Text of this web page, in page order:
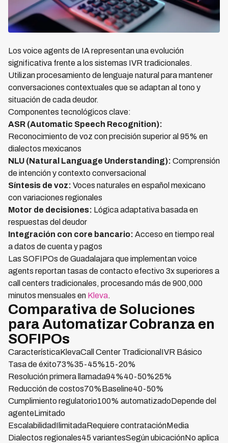
Los voice agents de IA representan una evolución
significativa frente a los sistemas IVR tradicionales.
Utilizan procesamiento de lenguaje natural para mantener
conversaciones contextuales que se adaptan al tono y
situación de cada deudor.
Componentes tecnológicos clave:
ASR (Automatic Speech Recognition):
Reconocimiento de voz con precisión superior al 95% en
dialectos mexicanos
NLU (Natural Language Understanding): Comprensión
de intención y contexto conversacional
Síntesis de voz: Voces naturales en español mexicano
con variaciones regionales
Motor de decisiones: Lógica adaptativa basada en
respuestas del deudor
Integración con core bancario: Acceso en tiempo real
a datos de cuenta y pagos
Las SOFIPOs de Guadalajara que implementan voice
agents reportan tasas de contacto efectivo 3x superiores a
call centers tradicionales, procesando más de 900,000
minutos mensuales en Kleva.
Comparativa de Soluciones
para Automatizar Cobranza en
SOFIPOs
CaracterísticaKlevaCall Center TradicionalIVR Básico
Tasa de éxito73%35-45%15-20%
Resolución primera llamada94%40-50%25%
Reducción de costos70%Baseline40-50%
Cumplimiento regulatorio100% automatizadoDepende del
agenteLimitado
EscalabilidadIlimitadaRequiere contrataciónMedia
Dialectos regionales45 variantesSegún ubicaciónNo aplica